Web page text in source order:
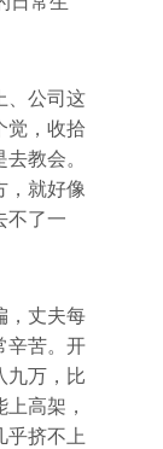
、公司这
觉，收拾
教会。
，就好像
不了一
，丈夫每
辛苦。开
九万，比
高架，
乎挤不上